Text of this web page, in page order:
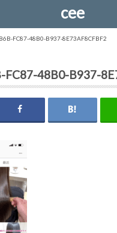
cee
FC87-48B0-B937-8E73AF8CFBF2
FC87-48B0-B937-